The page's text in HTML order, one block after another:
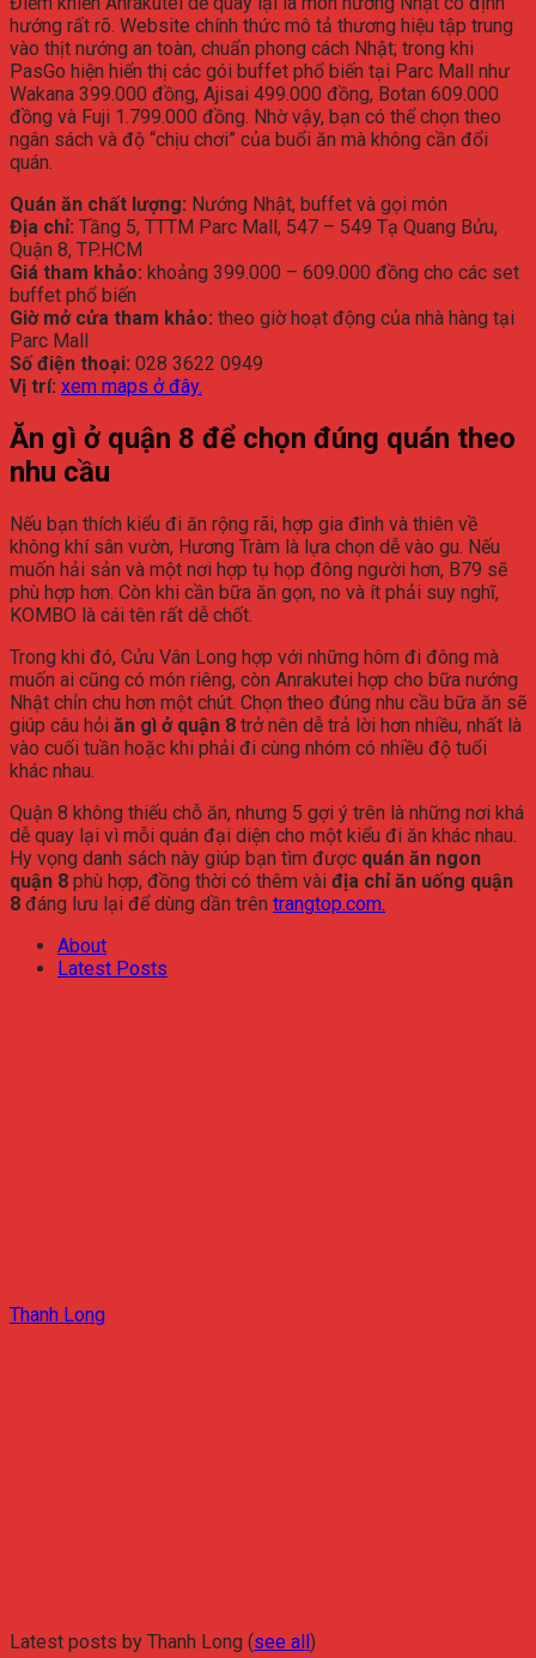
hướng rất rõ. Website chính thức mô tả thương hiệu tập trung
vào thịt nướng an toàn, chuẩn phong cách Nhật; trong khi
PasGo hiện hiển thị các gói buffet phổ biến tại Parc Mall như
Wakana 399.000 đồng, Ajisai 499.000 đồng, Botan 609.000
đồng và Fuji 1.799.000 đồng. Nhờvậy, bạn có thểchọn theo
ngân sách và độ “chịu chơi” của buổi ăn mà không cần đổi
quán.
Quán ăn chất lượng: Nướng Nhật, buffet và gọi món
Địa chỉ: Tầng 5, TTTM Parc Mall, 547 – 549 Tạ Quang Bửu,
Quận 8, TP.HCM
Giá tham khảo: khoảng 399.000 – 609.000 đồng cho các set
buffet phổ biến
Giờ mở cửa tham khảo: theo giờhoạt động của nhà hàng tại
Parc Mall
Sốđiện thoại: 028 3622 0949
Vị trí: xem maps ởđây.
Ăn gì ở quận 8 để chọn đúng quán theo
nhu cầu
Nếu bạn thích kiểu đi ăn rộng rãi, hợp gia đình và thiên về
không khí sân vườn, Hương Tràm là lựa chọn dễ vào gu. Nếu
muốn hải sản và một nơi hợp tụ họp đông người hơn, B79 sẽ
phù hợp hơn. Còn khi cần bữa ăn gọn, no và ít phải suy nghĩ,
KOMBO là cái tên rất dễ chốt.
Trong khi đó, Cửu Vân Long hợp với những hôm đi đông mà
muốn ai cũng có món riêng, còn Anrakutei hợp cho bữa nướng
Nhật chỉn chu hơn một chút. Chọn theo đúng nhu cầu bữa ăn sẽ
giúp câu hỏi ăn gì ở quận 8 trởnên dễ trả lời hơn nhiều, nhất là
vào cuối tuần hoặc khi phải đi cùng nhóm có nhiều độ tuổi
khác nhau.
Quận 8 không thiếu chỗ ăn, nhưng 5 gợi ý trên là những nơi khá
dễ quay lại vì mỗi quán đại diện cho một kiểu đi ăn khác nhau.
Hy vọng danh sách này giúp bạn tìm được quán ăn ngon
quận 8 phù hợp, đồng thời có thêm vài địa chỉăn uống quận
8 đáng lưu lại đểdùng dần trên trangtop.com.
About
Latest Posts
Thanh Long
Latest posts by Thanh Long (see all)